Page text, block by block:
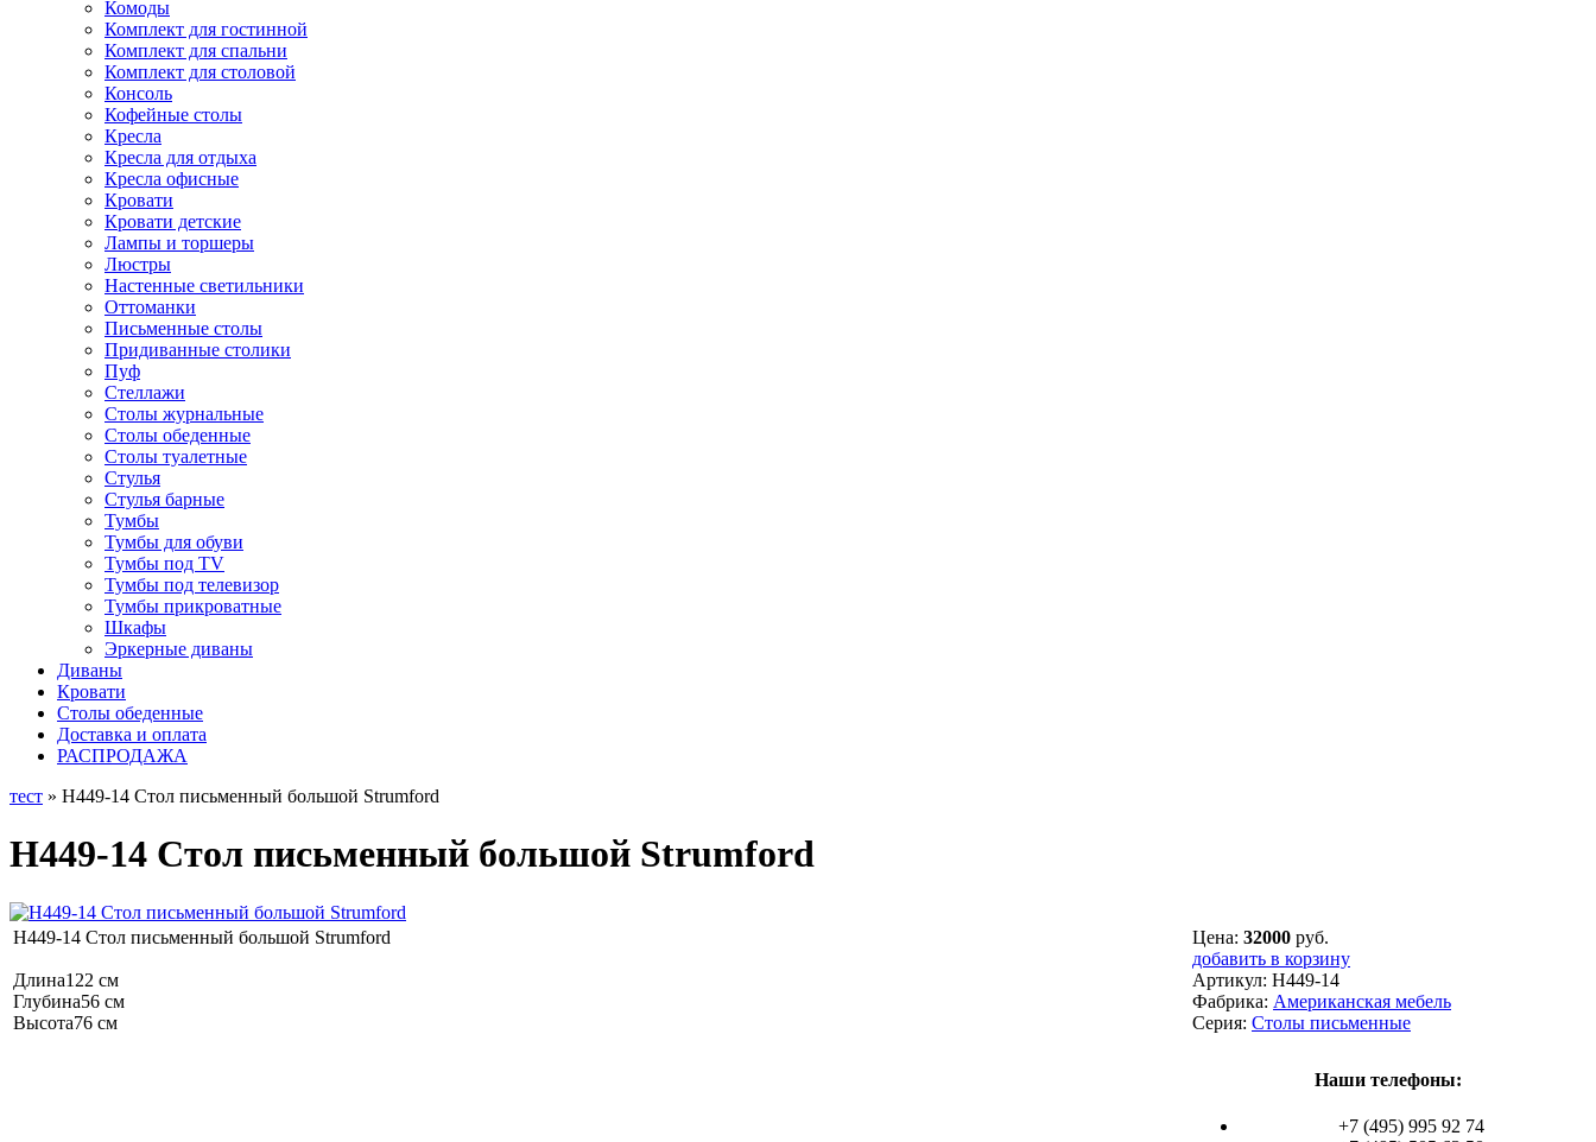
Комоды
Комплект для гостинной
Комплект для спальни
Комплект для столовой
Консоль
Кофейные столы
Кресла
Кресла для отдыха
Кресла офисные
Кровати
Кровати детские
Лампы и торшеры
Люстры
Настенные светильники
Оттоманки
Письменные столы
Придиванные столики
Пуф
Стеллажи
Столы журнальные
Столы обеденные
Столы туалетные
Стулья
Стулья барные
Тумбы
Тумбы для обуви
Тумбы под TV
Тумбы под телевизор
Тумбы прикроватные
Шкафы
Эркерные диваны
Диваны
Кровати
Столы обеденные
Доставка и оплата
РАСПРОДАЖА
тест » H449-14 Стол письменный большой Strumford
H449-14 Стол письменный большой Strumford
H449-14 Стол письменный большой Strumford
Длина122 см
Глубина56 см
Высота76 см
Цена: 32000 руб.
добавить в корзину
Артикул: H449-14
Фабрика: Американская мебель
Серия: Столы письменные
Наши телефоны:
+7 (495) 995 92 74